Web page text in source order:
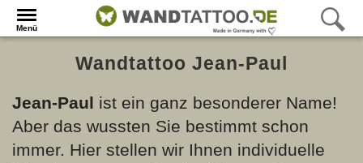
Menü
Wandtattoo Jean-Paul
Jean-Paul ist ein ganz besonderer Name!
Aber das wussten Sie bestimmt schon
immer. Hier stellen wir Ihnen individuelle